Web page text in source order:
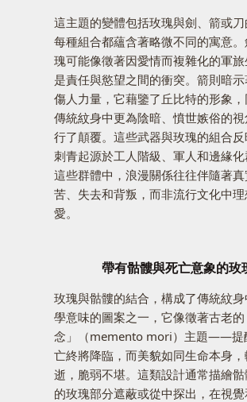
這主題的變體包括玫瑰與劍、箭或刀
每種組合都蘊含著略微不同的寓意
瑰可能像徵著因愛情而複雜化的軍
是責任與慾望之間的衝突。箭則暗
傷人力量，它藉鑒了丘比特的形象，
傳統紋身中更為陰暗、憤世嫉俗的
行了顛覆。這些武器與玫瑰的組合
刺青起源於工人階級、軍人和邊緣
這些群體中，浪漫關係往往伴隨著
苦、失去和背叛，而非流行文化中
愛。
帶有骷髏與死亡意象的玫
玫瑰與骷髏的結合，構成了傳統紋
學意味的圖案之一，它像徵著古老
念」（memento mori）主題——提
亡終將降臨，而美貌如同生命本身，
逝，脆弱不堪。這類設計通常描繪
的玫瑰部分遮蔽或從中探出，在視